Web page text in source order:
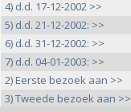
4) d.d. 17-12-2002 >>
5) d.d. 21-12-2002: >>
6) d.d. 31-12-2002: >>
7) d.d. 04-01-2003: >>
2) Eerste bezoek aan >>
3) Tweede bezoek aan >>